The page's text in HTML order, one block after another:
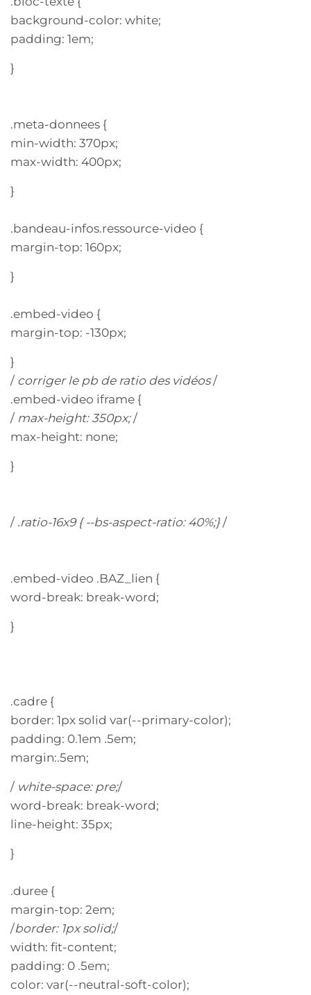
background-color: white;
padding: 1em;
}
.meta-donnees {
min-width: 370px;
max-width: 400px;
}
.bandeau-infos.ressource-video {
margin-top: 160px;
}
.embed-video {
margin-top: -130px;
}
/ corriger le pb de ratio des vidéos/
.embed-video iframe {
/ max-height: 350px;/
max-height: none;
}
/ .ratio-16x9 { --bs-aspect-ratio: 40%;} /
.embed-video .BAZ_lien {
word-break: break-word;
}
.cadre {
border: 1px solid var(--primary-color);
padding: 0.1em .5em;
margin:.5em;
/ white-space: pre;/
word-break: break-word;
line-height: 35px;
}
.duree {
margin-top: 2em;
/border: 1px solid;/
width: fit-content;
padding: 0 .5em;
color: var(--neutral-soft-color);